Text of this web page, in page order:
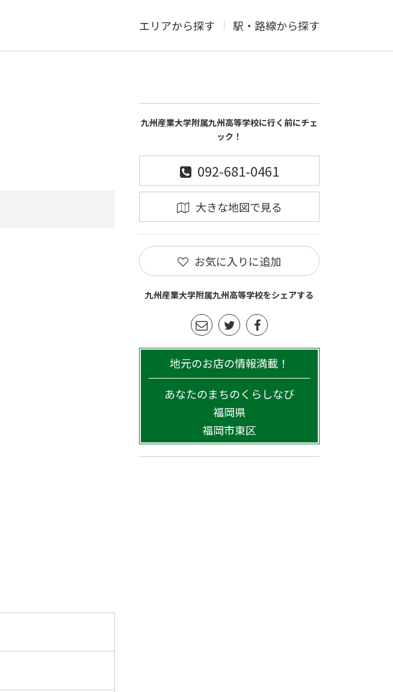
エリアから探す 駅・路線から探す
九州産業大学附属九州高等学校に行く前にチェ
ック！
092-681-0461
大きな地図で見る
お気に入りに追加
九州産業大学附属九州高等学校をシェアする
地元のお店の情報満載！
あなたのまちのくらしなび
福岡県
福岡市東区